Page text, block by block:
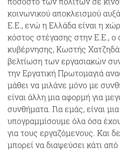
κοινωνικού αποκλεισμού
Ε.Ε., ενώ η Ελλάδα είναι η
κόστος στέγασης στην Ε.Ε., ο
κυβέρνησης, Κωστής
βελτίωση των εργασιακών
την Εργατική Πρωτομαγιά
μάθει να μιλάνε μόνο με
είναι άλλη μια αφορμή για
συνθήματα. Για εμάς, είναι
υπογραμμίσουμε όλα όσα
για τους εργαζόμενους. Και
μπορεί να διαψεύσει κάτι